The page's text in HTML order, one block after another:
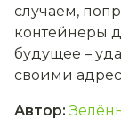
случаем,
контейнеры
будущее –
своими
Автор: